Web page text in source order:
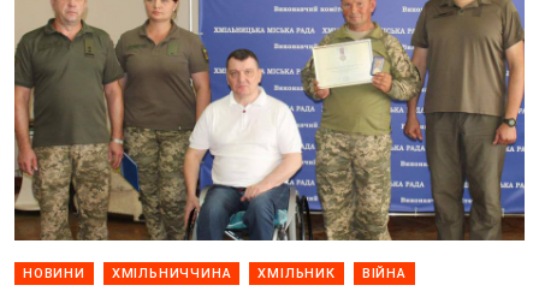
НОВИНИ ХМІЛЬНИЧЧИНА ХМІЛЬНИК ВІЙНА